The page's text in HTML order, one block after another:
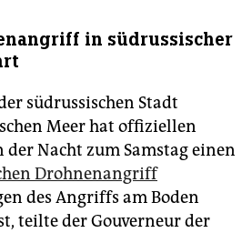
in südrussischer
südrussischen Stadt
Meer hat offiziellen
Nacht zum Samstag einen
Drohnenangriff
des Angriffs am Boden
teilte der Gouverneur der